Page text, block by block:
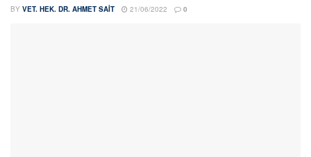
BY VET. HEK. DR. AHMET SAIT 21/06/2022 0